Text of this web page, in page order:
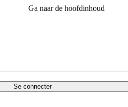
Ga naar de hoofdinhoud
Se connecter